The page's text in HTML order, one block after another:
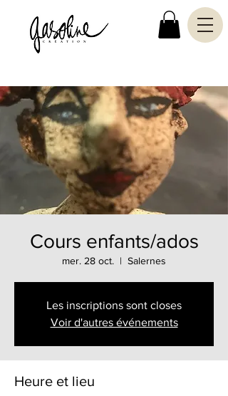
Cours enfants/ados
mer. 28 oct.
  |
Salernes
Les inscriptions sont closes
Voir d'autres événements
Heure et lieu